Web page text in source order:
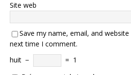
Site web
Save my name, email, and
next time I comment.
huit − = 1